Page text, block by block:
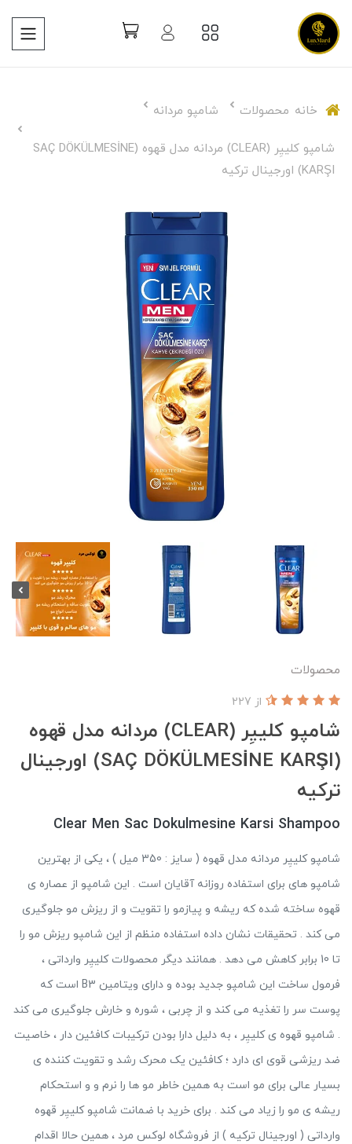
خانه محصولات شامپو مردانه
شامپو کلییِر (CLEAR) مردانه مدل قهوه (SAÇ DÖKÜLMESİNE
KARŞI) اورجینال ترکیه
محصولات
شامپو کلییِر (CLEAR) مردانه مدل قهوه
(SAÇ DÖKÜLMESİNE KARŞI) اورجینال
ترکیه
از 227
Clear Men Sac Dokulmesine Karsi Shampoo
شامپو کلییِر مردانه مدل قهوه ( سایز : 350 میل ) ، یکی از بهترین
شامپو های برای استفاده روزانه آقایان است . این شامپو از عصاره ی
قهوه ساخته شده که ریشه و پیازمو را تقویت و از ریزش مو جلوگیری
می کند . تحقیقات نشان داده استفاده منظم از این شامپو ریزش مو را
تا 10 برابر کاهش می دهد . همانند دیگر محصولات کلییِر وارداتی ،
فرمول ساخت این شامپو جدید بوده و دارای ویتامین B3 است که
پوست سر را تغذیه می کند و از چربی ، شوره و خارش جلوگیری می کند
. شامپو قهوه ی کلییِر ، به دلیل دارا بودن ترکیبات کافئین دار ، خاصیت
ضد ریزشی قوی ای دارد ؛ کافئین یک محرک رشد و تقویت کننده ی
بسیار عالی برای مو است به همین خاطر مو ها را نرم و و استحکام
ریشه ی مو را زیاد می کند . برای خرید با ضمانت شامپو کلییِر قهوه
وارداتی ( اورجینال ترکیه ) از فروشگاه لوکس مرد ، همین حالا اقدام